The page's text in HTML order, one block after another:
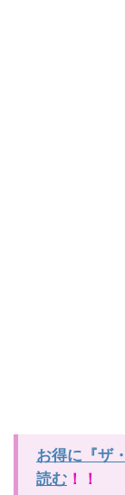
お得に『ザ
読む ！！